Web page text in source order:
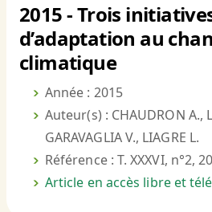
2015 - Trois
d’adaptation au
climatique
Année : 2015
Auteur(s) : CHAUDRON A.,
GARAVAGLIA V., LIAGRE L.
Référence : T. XXXVI, n°2,
Article en accès libre et